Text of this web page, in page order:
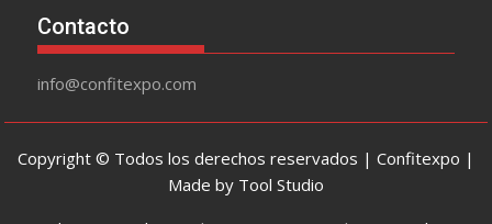
Contacto
info@confitexpo.com
Copyright © Todos los derechos reservados | Confitexpo |
Made by Tool Studio